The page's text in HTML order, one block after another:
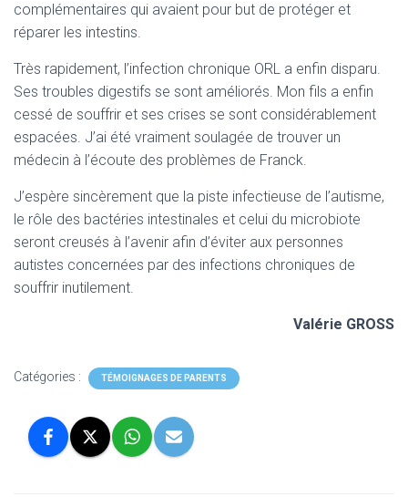
complémentaires qui avaient pour but de protéger et
réparer les intestins.
Très rapidement, l’infection chronique ORL a enfin disparu.
Ses troubles digestifs se sont améliorés. Mon fils a enfin
cessé de souffrir et ses crises se sont considérablement
espacées. J’ai été vraiment soulagée de trouver un
médecin à l’écoute des problèmes de Franck.
J’espère sincèrement que la piste infectieuse de l’autisme,
le rôle des bactéries intestinales et celui du microbiote
seront creusés à l’avenir afin d’éviter aux personnes
autistes concernées par des infections chroniques de
souffrir inutilement.
Valérie GROSS
Catégories : TÉMOIGNAGES DE PARENTS